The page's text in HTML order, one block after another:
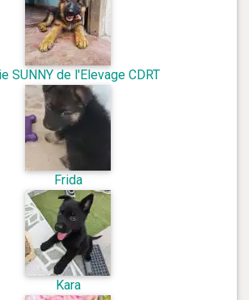
SUNNY de l'Elevage CDRT
Frida
Kara